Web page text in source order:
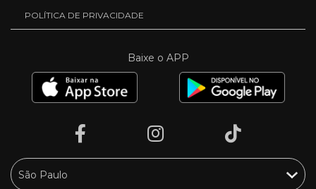
POLÍTICA DE PRIVACIDADE
Baixe o APP